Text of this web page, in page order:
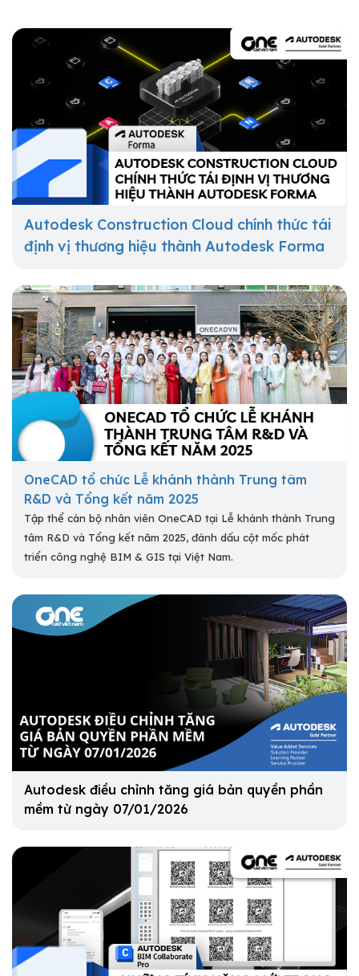
Autodesk Construction Cloud chính thức tái
định vị thương hiệu thành Autodesk Forma
OneCAD tổ chức Lễ khánh thành Trung tâm
R&D và Tổng kết năm 2025
Tập thể cán bộ nhân viên OneCAD tại Lễ khánh thành Trung
tâm R&D và Tổng kết năm 2025, đánh dấu cột mốc phát
triển công nghệ BIM & GIS tại Việt Nam.
Autodesk điều chỉnh tăng giá bản quyền phần
mềm từ ngày 07/01/2026